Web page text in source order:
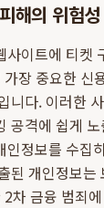
해의 위험성
이트에 티켓
장 중요한 신
니다. 이러한
공격에 쉽게
인정보를 수집
된 개인정보는
차 금융 범죄